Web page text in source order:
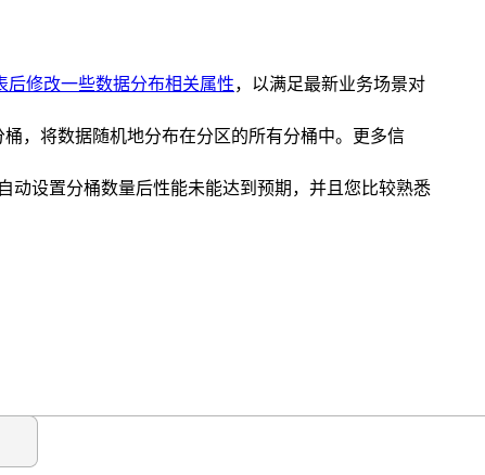
后修改一些数据分布相关属性，以满足最新业务场景对
，将数据随机地分布在分区的所有分桶中。更多信
动设置分桶数量后性能未能达到预期，并且您比较熟悉